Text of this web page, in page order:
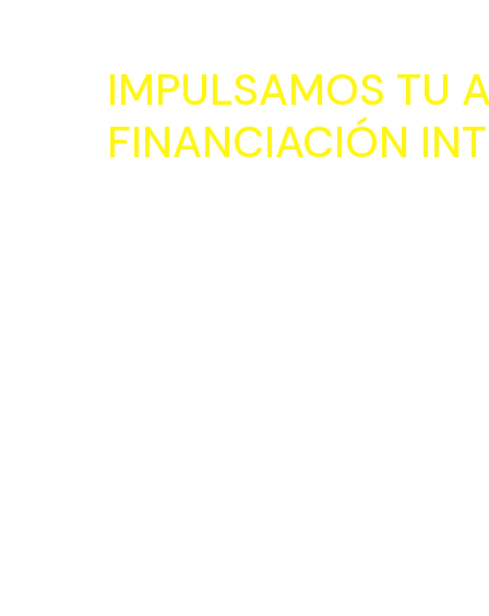
IMPULSAMOS TU
FINANCIACIÓN